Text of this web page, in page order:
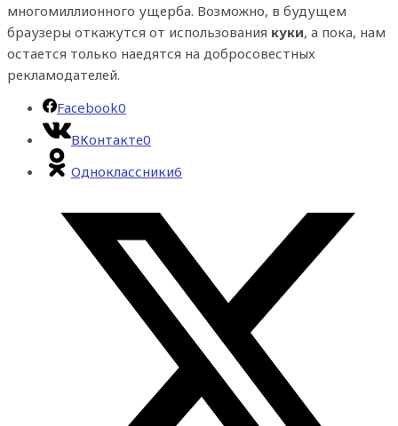
многомиллионного ущерба. Возможно, в будущем
браузеры откажутся от использования куки, а пока, нам
остается только наедятся на добросовестных
рекламодателей.
Facebook0
ВКонтакте0
Одноклассники6